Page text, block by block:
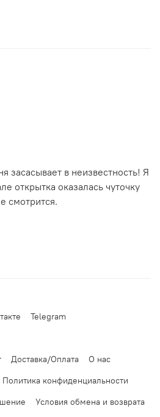
засасывает в неизвестность! Я
открытка оказалась чуточку
смотрится.
Telegram
Доставка/Оплата
О нас
Политика конфиденциальности
Условия обмена и возврата